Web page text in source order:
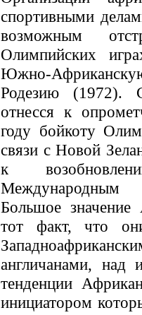
спортивными
возможным
Олимпийских
Южно-
Родезию (1972).
отнесся к
году бойкоту
связи с Новой
к
Международным
Большое
тот факт, что
англичанами, над
тенденции
инициатором